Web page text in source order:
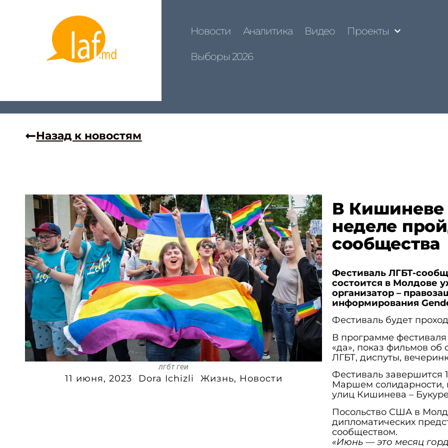
Новости Аналитика Видео Проекты
Выборы 2026
Назад к новостям
лгбт геи
11 июня, 2023 Dora Ichizli Жизнь, Новости
В
неделе
сообщества
Фестиваль ЛГБТ-
состоится в Молдове
организатор –
информирования
Фестиваль будет
В программе
«да», показ фильмов
ЛГБТ, диспуты,
Фестиваль завершится
Маршем солидарности,
улиц Кишинева –
Посольство США в
дипломатических
сообществом.
«Июнь — это месяц